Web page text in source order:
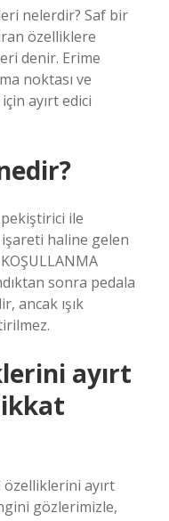
nelerdir? Saf bir
özelliklere
denir. Erime
noktası ve
ayırt edici
ile
haline gelen
sonra pedala
ancak ışık
ayırt
özelliklerini ayırt
gözlerimizle,